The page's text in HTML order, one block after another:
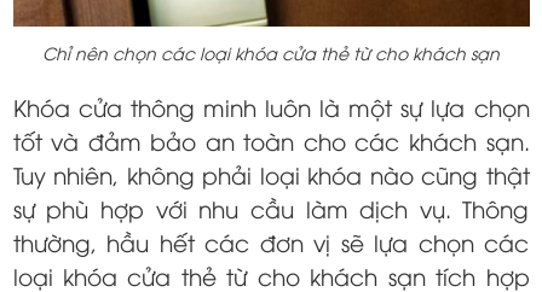
Chỉ nên chọn các loại khóa cửa thẻ từ cho khách sạn
Khóa cửa thông minh luôn là một sự lựa chọn
tốt và đảm bảo an toàn cho các khách sạn.
Tuy nhiên, không phải loại khóa nào cũng thật
sự phù hợp với nhu cầu làm dịch vụ. Thông
thường, hầu hết các đơn vị sẽ lựa chọn các
loại khóa cửa thẻ từ cho khách sạn tích hợp